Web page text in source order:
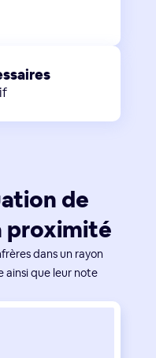
de
proximité
dans un rayon
ainsi que leur note